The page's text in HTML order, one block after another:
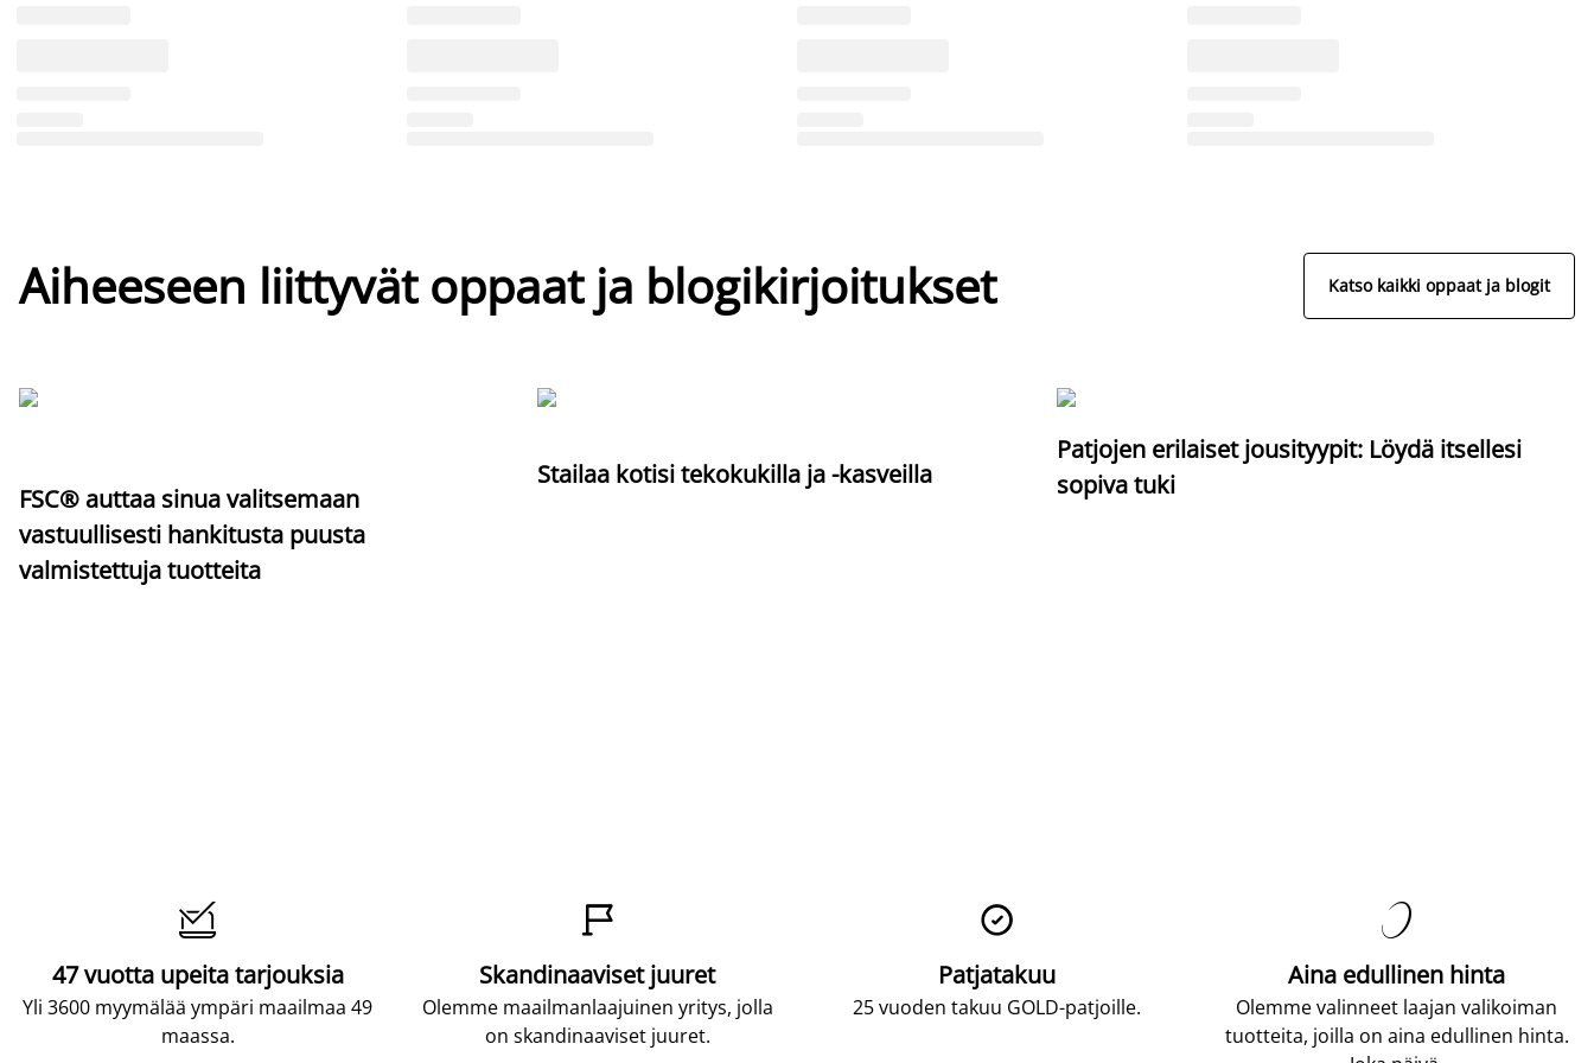
Aiheeseen liittyvät oppaat ja blogikirjoitukset Katso kaikki oppaat ja blogit
FSC® auttaa sinua valitsemaan
vastuullisesti hankitusta puusta
valmistettuja tuotteita
Stailaa kotisi tekokukilla ja -kasveilla
Patjojen erilaiset jousityypit: Löydä itsellesi
sopiva tuki

47 vuotta upeita tarjouksia
Yli 3600 myymälää ympäri maailmaa 49
maassa.

Skandinaaviset juuret
Olemme maailmanlaajuinen yritys, jolla
on skandinaaviset juuret.

Patjatakuu
25 vuoden takuu GOLD-patjoille.

Aina edullinen hinta
Olemme valinneet laajan valikoiman
tuotteita, joilla on aina edullinen hinta.